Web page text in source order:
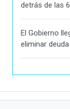
detrás de las
El Gobierno
eliminar